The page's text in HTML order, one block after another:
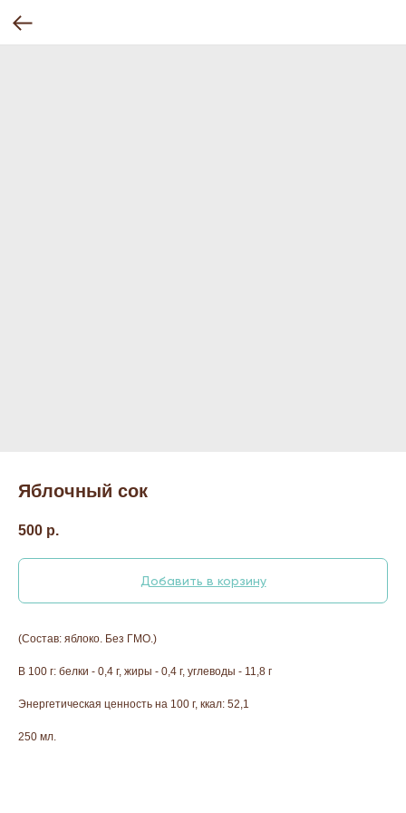
Яблочный сок
500 р.
Добавить в корзину
(Состав: яблоко. Без ГМО.)
В 100 г: белки - 0,4 г, жиры - 0,4 г, углеводы - 11,8 г
Энергетическая ценность на 100 г, ккал: 52,1
250 мл.